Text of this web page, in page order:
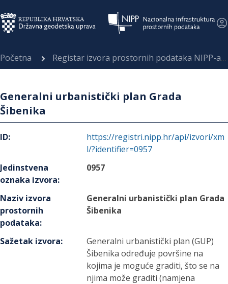
Početna Registar izvora prostornih podataka NIPP-a
Generalni urbanistički plan Grada
Šibenika
ID:
https://registri.nipp.hr/api/izvori/xm
l/?identifier=0957
Jedinstvena
oznaka izvora:
0957
Naziv izvora
prostornih
podataka:
Generalni urbanistički plan Grada
Šibenika
Sažetak izvora:
Generalni urbanistički plan (GUP)
Šibenika određuje površine na
kojima je moguće graditi, što se na
njima može graditi (namjena